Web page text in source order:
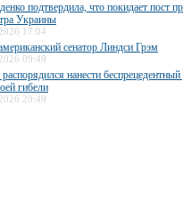
подтвердила, что покидает пост
Украины
17:04
сенатор Линдси Грэм
09:49
нанести
гибели
20:49